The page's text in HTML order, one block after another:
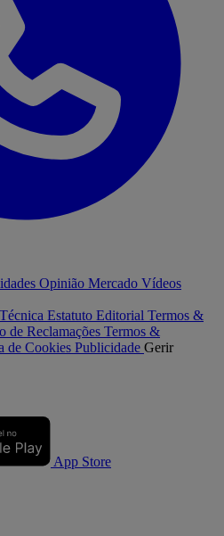
Opinião Mercado Vídeos
Estatuto Editorial Termos &
de Reclamações Termos &
de Cookies Publicidade Gerir
App Store